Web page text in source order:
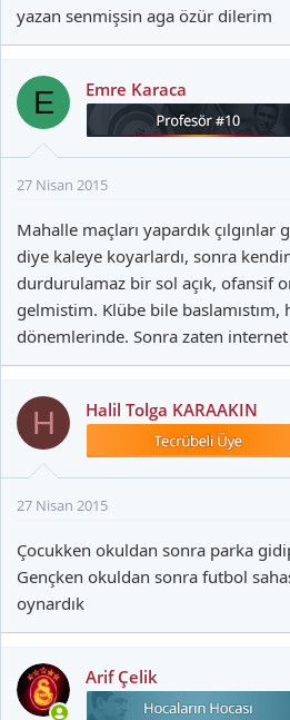
yazan senmişsin aga özür dilerim
E Emre Karaca
27 Nisan 2015
Mahalle maçları yapardık
diye kaleye koyarlardı, sonra
durdurulamaz bir sol açık, ofansif
gelmistim. Klübe bile baslamıstım,
dönemlerinde. Sonra zaten
H Halil Tolga KARAAKIN
27 Nisan 2015
Çocukken okuldan sonra parka
Gençken okuldan sonra futbol
oynardık
Arif Çelik